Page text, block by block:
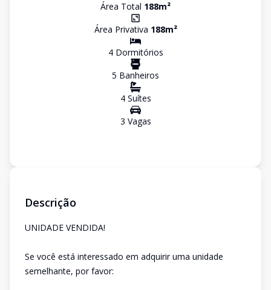
Área Total 188m²
Área Privativa 188m²
4Dormitórios
5 Banheiros
4Suítes
3 Vagas
Descrição
UNIDADE VENDIDA!
Se você está interessado em adquirir uma unidade
semelhante, por favor: